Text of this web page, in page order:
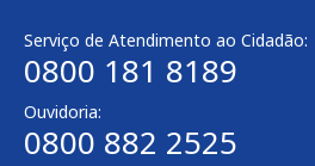
Serviço de Atendimento ao Cidadão:
0800 181 8189
Ouvidoria:
0800 882 2525